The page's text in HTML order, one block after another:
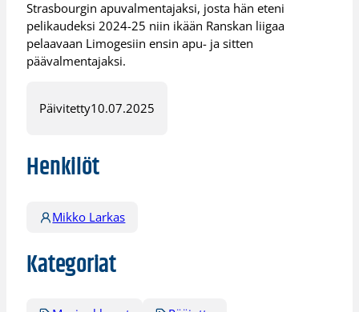
Strasbourgin apuvalmentajaksi, josta hän eteni
pelikaudeksi 2024-25 niin ikään Ranskan liigaa
pelaavaan Limogesiin ensin apu- ja sitten
päävalmentajaksi.
Päivitetty10.07.2025
Henkilöt
Mikko Larkas
Kategoriat